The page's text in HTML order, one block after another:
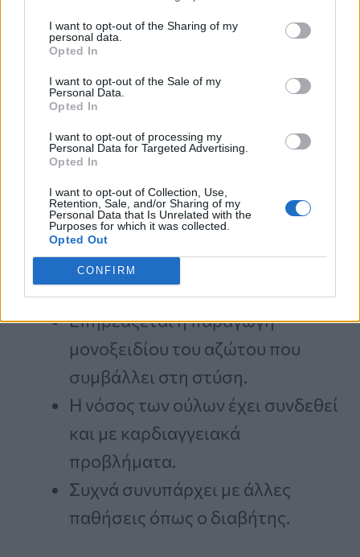
I want to opt-out of the Sharing of my
personal data.
Opted In
I want to opt-out of the Sale of my
Personal Data.
Opted In
I want to opt-out of processing my
Personal Data for Targeted Advertising.
Opted In
I want to opt-out of Collection, Use,
Retention, Sale, and/or Sharing of my
Personal Data that Is Unrelated with the
Purposes for which it was collected.
Opted Out
CONFIRM
περισσότεροι.
Οι λόγοι που η κακή στοματική υγεία
συστηματική φλεγμονή στον
οργανισμό.
Η φλεγμονή μπορεί να βλάψει τα
αιμοφόρα αγγεία.
Επηρεάζεται η παραγωγή
μονοξειδίου του αζώτου που
συμβάλλει στη στύση.
Η νόσος των ούλων έχει συνδεθεί
και με καρδιαγγειακά
προβλήματα.
Συχνά συνυπάρχει με άλλες
παθήσεις όπως ο διαβήτης.